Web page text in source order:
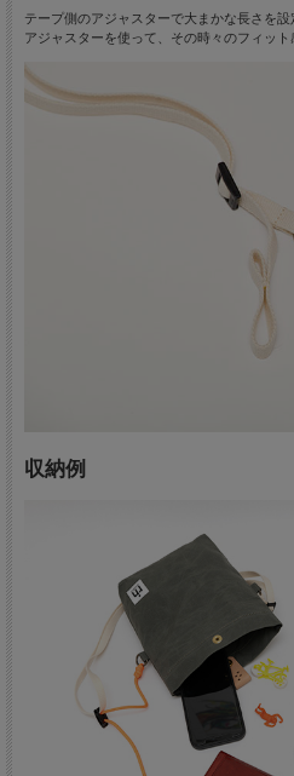
テープ側のアジャスターで大まかな長さを
アジャスターを使って、その時々のフィット
収納例